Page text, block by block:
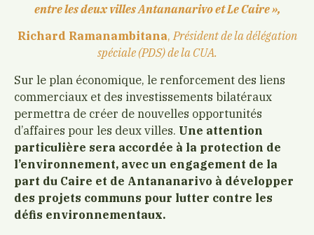
entre les deux villes Antananarivo et Le Caire »,
Richard Ramanambitana, Président de la délégation
spéciale (PDS) de la CUA.
Sur le plan économique, le renforcement des liens
commerciaux et des investissements bilatéraux
permettra de créer de nouvelles opportunités
d’affaires pour les deux villes. Une attention
particulière sera accordée à la protection de
l’environnement, avec un engagement de la
part du Caire et de Antananarivo à développer
des projets communs pour lutter contre les
défis environnementaux.